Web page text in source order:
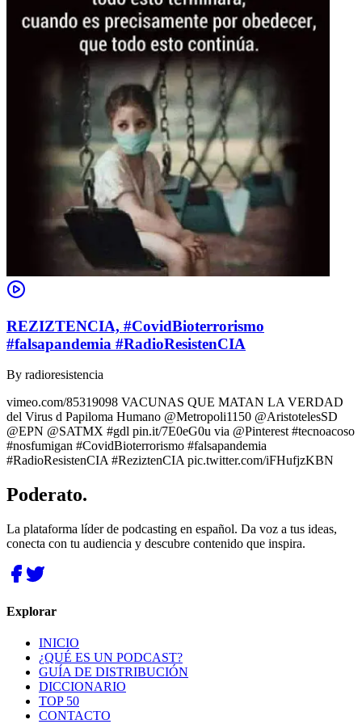
REZIZTENCIA, #CovidBioterrorismo
#falsapandemia #RadioResistenCIA
By radioresistencia
vimeo.com/85319098 VACUNAS QUE MATAN LA VERDAD
del Virus d Papiloma Humano @Metropoli1150 @AristotelesSD
@EPN @SATMX #gdl pin.it/7E0eG0u via @Pinterest #tecnoacoso
#nosfumigan #CovidBioterrorismo #falsapandemia
#RadioResistenCIA #ReziztenCIA pic.twitter.com/iFHufjzKBN
Poderato.
La plataforma líder de podcasting en español. Da voz a tus ideas,
conecta con tu audiencia y descubre contenido que inspira.
Explorar
INICIO
¿QUÉ ES UN PODCAST?
GUÍA DE DISTRIBUCIÓN
DICCIONARIO
TOP 50
CONTACTO